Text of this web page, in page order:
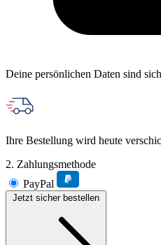
Deine persönlichen Daten sind
Ihre Bestellung wird heute
2. Zahlungsmethode
PayPal
Jetzt sicher bestellen